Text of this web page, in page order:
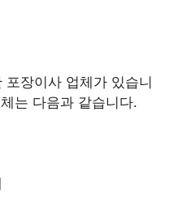
장이사 업체가 있습니
는 다음과 같습니다.